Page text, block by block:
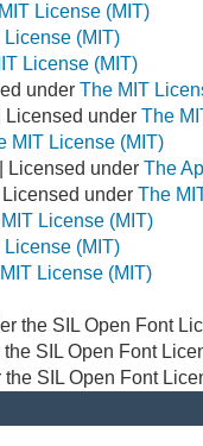
License (MIT)
License (MIT)
License (MIT)
underThe MIT
Licensed underThe
MIT License (MIT)
Licensed underThe
Licensed underThe
License (MIT)
License (MIT)
License (MIT)
the SIL Open Font
SIL Open Font
SIL Open Font